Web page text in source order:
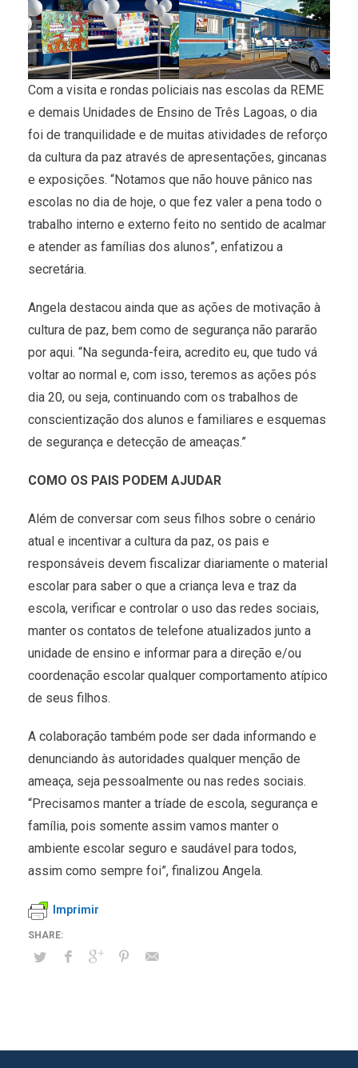
Com a visita e rondas policiais nas escolas da REME
e demais Unidades de Ensino de Três Lagoas, o dia
foi de tranquilidade e de muitas atividades de reforço
da cultura da paz através de apresentações, gincanas
e exposições. “Notamos que não houve pânico nas
escolas no dia de hoje, o que fez valer a pena todo o
trabalho interno e externo feito no sentido de acalmar
e atender as famílias dos alunos”, enfatizou a
secretária.
Angela destacou ainda que as ações de motivação à
cultura de paz, bem como de segurança não pararão
por aqui. “Na segunda-feira, acredito eu, que tudo vá
voltar ao normal e, com isso, teremos as ações pós
dia 20, ou seja, continuando com os trabalhos de
conscientização dos alunos e familiares e esquemas
de segurança e detecção de ameaças.”
COMO OS PAIS PODEM AJUDAR
Além de conversar com seus filhos sobre o cenário
atual e incentivar a cultura da paz, os pais e
responsáveis devem fiscalizar diariamente o material
escolar para saber o que a criança leva e traz da
escola, verificar e controlar o uso das redes sociais,
manter os contatos de telefone atualizados junto a
unidade de ensino e informar para a direção e/ou
coordenação escolar qualquer comportamento atípico
de seus filhos.
A colaboração também pode ser dada informando e
denunciando às autoridades qualquer menção de
ameaça, seja pessoalmente ou nas redes sociais.
“Precisamos manter a tríade de escola, segurança e
família, pois somente assim vamos manter o
ambiente escolar seguro e saudável para todos,
assim como sempre foi”, finalizou Angela.
Imprimir